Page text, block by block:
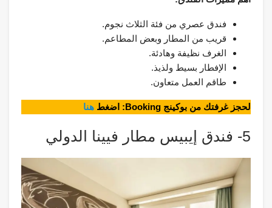
فندق عصري من فئة الثلاث نجوم.
قريب من المطار وبعض المطاعم.
الغرف نظيفة وهادئة.
الإفطار بسيط ولذيذ.
طاقم العمل متعاون.
لحجز غرفتك من بوكينج Booking: اضغط هنا
5- فندق إيبيس مطار فيينا الدولي